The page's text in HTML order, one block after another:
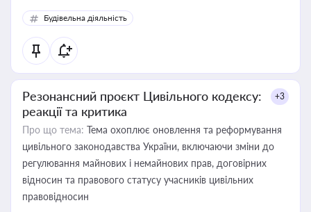
Будівельна діяльність
Резонансний проєкт Цивільного кодексу:
реакції та критика
+3
Про що тема: Тема охоплює оновлення та реформування
цивільного законодавства України, включаючи зміни до
регулювання майнових і немайнових прав, договірних
відносин та правового статусу учасників цивільних
правовідносин